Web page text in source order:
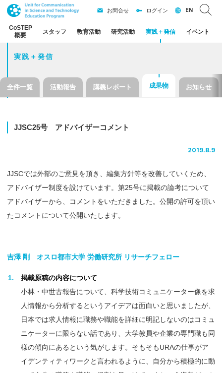
CoSTEP
概要
スタッフ 教育活動 研究活動 実践＋発信 イベント
お問合せ ログイン EN
実践＋発信
全件一覧 活動報告 講義レポート 成果物 お知らせ
JJSC25号 アドバイザーコメント
2019.8.9
JJSCでは外部のご意見を頂き、編集方針等を改善していくため、
アドバイザー制度を設けています。第25号に掲載の論考について
アドバイザーから、コメントをいただきました。公開の許可を頂い
たコメントについて公開いたします。
吉澤 剛 オスロ都市大学 労働研究所 リサーチフェロー
掲載原稿の内容について
小林・中世古報告について、科学技術コミュニケーター像を求
人情報から分析するというアイデアは面白いと思いましたが、
日本では求人情報に職務や職能を詳細に明記しないのはコミュ
ニケーターに限らない話であり、大学教員や企業の専門職も同
様の傾向にあるという気がします。そもそもURAの仕事がア
イデンティティワークと言われるように、自分から積極的に動